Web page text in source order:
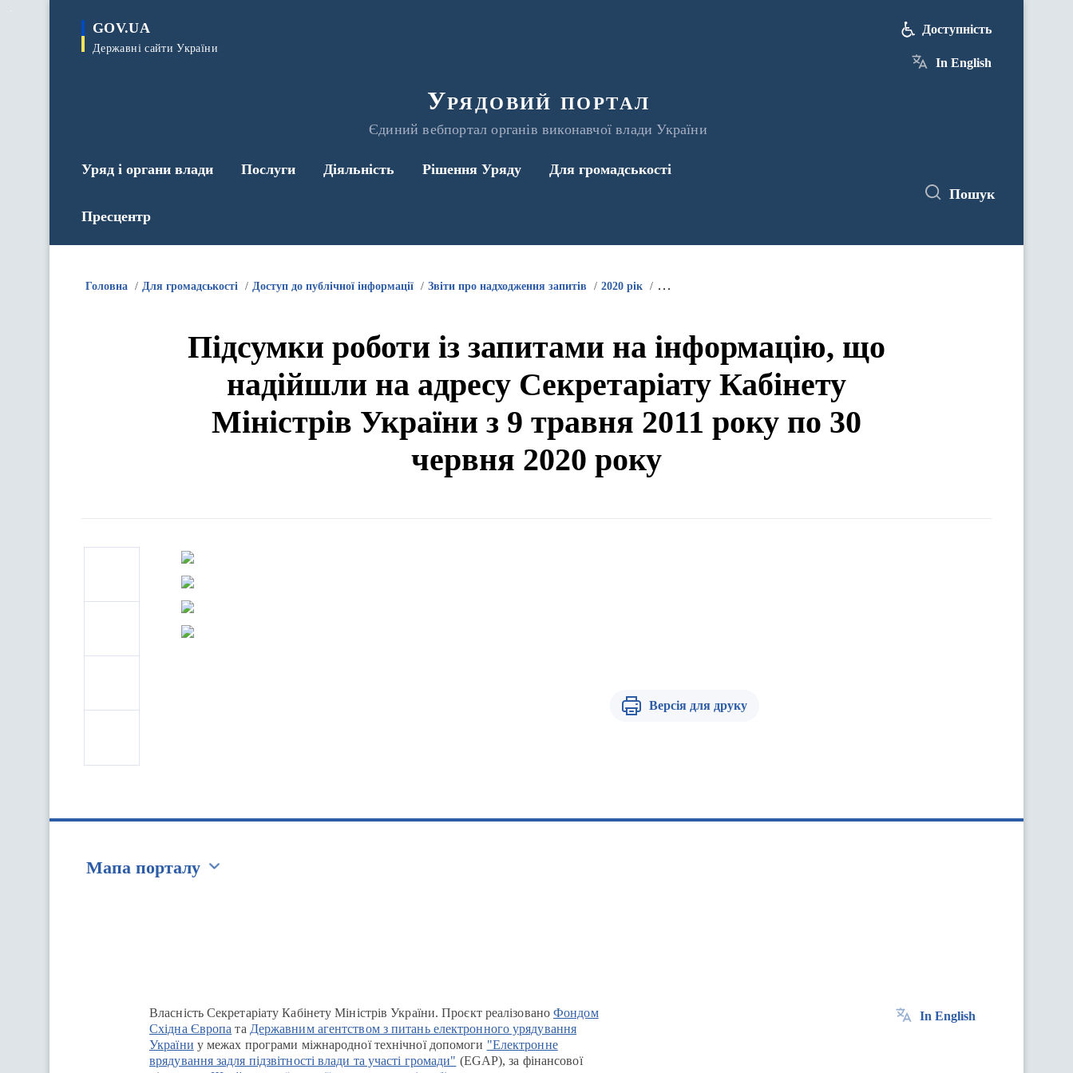
GOV.UA
Державні сайти України
Урядовий портал
Єдиний вебпортал органів виконавчої влади України
Доступність
In English
Уряд і органи влади Послуги Діяльність Рішення Уряду Для громадськості
Пресцентр
Пошук
Головна Для громадськості Доступ до публічної інформації Звіти про надходження запитів 2020 рік
Підсумки роботи із запитами на інформацію, що
надійшли на адресу Секретаріату Кабінету
Міністрів України з 9 травня 2011 року по 30
червня 2020 року
Версія для друку
Мапа порталу
Власність Секретаріату Кабінету Міністрів України. Проєкт реалізованоФондом
Східна Європа та Державним агентством з питань електронного урядування
України у межах програми міжнародної технічної допомоги "Електронне
врядування задля підзвітності влади та участі громади" (EGAP), за фінансової
In English